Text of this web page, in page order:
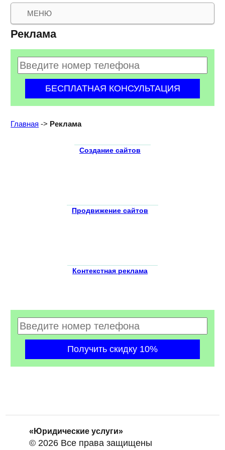
МЕНЮ
Реклама
Главная -> Реклама
Создание сайтов
Продвижение сайтов
Контекстная реклама
«Юридические услуги»
© 2026 Все права защищены